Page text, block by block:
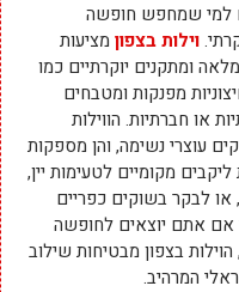
למי שמחפש חופשה
וילות בצפון מציעות
ומתקנים יוקרתיים כמו
מפנקות ומטבחים
או חברתיות. הווילות
עוצרי נשימה, והן מספקות
מקומיים לטעימות יין,
או לבקר בשוקים כפריים
אם אתם יוצאים לחופשה
בצפון מבטיחות שילוב
המרהיב.